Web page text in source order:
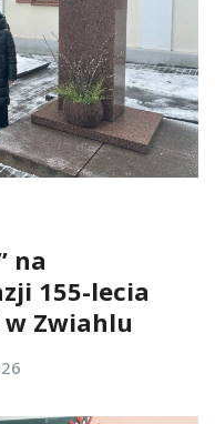
na
155-lecia
Zwiahlu